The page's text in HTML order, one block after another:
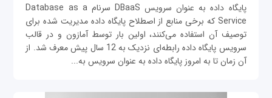
پایگاه داده به عنوان سرویس DBaaS سرنام Database as a
Service که برخی منابع از اصطلاح پایگاه داده مدیریت شده برای
توصیف آن استفاده می‌کنند، اولین بار توسط آمازون و در قالب
سرویس پایگاه داده رابطه‌ای نزدیک به 12 سال پیش معرف شد. از
آن زمان تا به امروز پایگاه داده به عنوان سرویس به...